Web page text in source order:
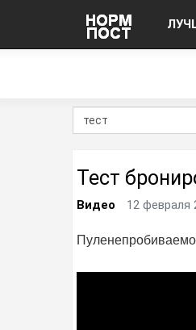
Тест
Видео 12 февраля